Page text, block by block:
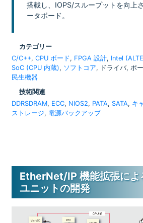
搭載し、IOPS/スループットを向上
ータボード。
カテゴリー
C/C++, CPU ボード, FPGA 設計, Intel
SoC (CPU 内蔵), ソフトコア, ドライバ, ポ
民生機器
技術関連
DDRSDRAM, ECC, NIOS2, PATA, SATA, キ
ストレージ, 電源バックアップ
EtherNet/IP 機能拡張によ
ユニットの開発